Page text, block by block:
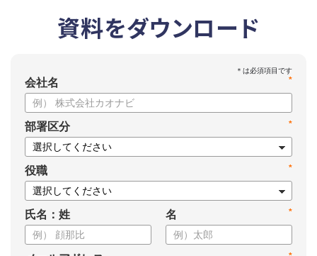
資料をダウンロード
*
会社名
*
部署区分
*
役職
氏名：姓 *
名